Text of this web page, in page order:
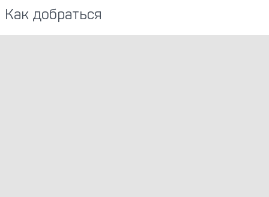
Как добраться